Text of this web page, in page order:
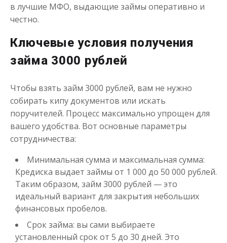
Сумма до50 000₽
Одолжим до 30 дней
до 50 000₽
Срок от 1 до 30 дня
Получить
в лучшие МФО, выдающие займы оперативно и
честно.
Ключевые условия получения
займа 3000 рублей
Чтобы взять займ 3000 рублей, вам не нужно
собирать кипу документов или искать
поручителей. Процесс максимально упрощен для
вашего удобства. Вот основные параметры
сотрудничества:
Минимальная сумма и максимальная сумма:
Кредиска выдает займы от 1 000 до 50 000 рублей.
Таким образом, займ 3000 рублей — это
идеальный вариант для закрытия небольших
финансовых пробелов.
Срок займа: вы сами выбираете
установленный срок от 5 до 30 дней. Это